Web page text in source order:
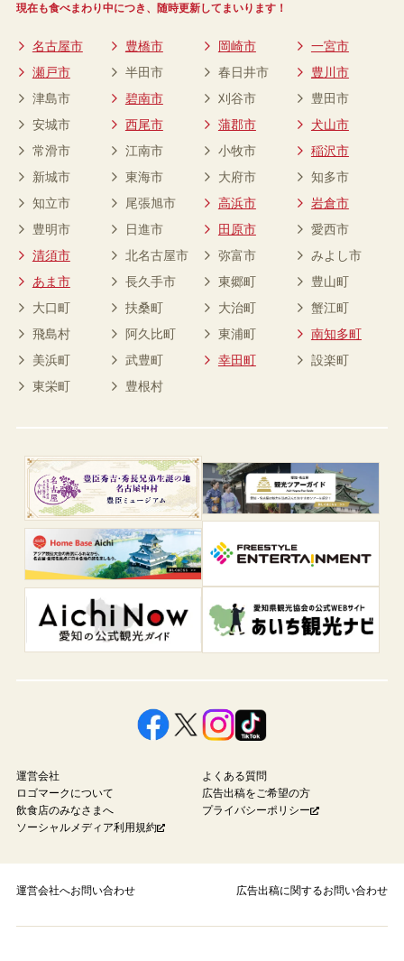
現在も食べまわり中につき、随時更新してまいります！
名古屋市 豊橋市 岡崎市
一宮市
瀬戸市
半田市 春日井市
豊川市
津島市
碧南市 刈谷市
豊田市
安城市
西尾市 蒲郡市
犬山市
常滑市
江南市 小牧市
稲沢市
新城市
東海市 大府市
知多市
知立市
尾張旭市 高浜市
岩倉市
豊明市
日進市 田原市
愛西市
清須市
北名古屋市 弥富市
みよし市
あま市
長久手市 東郷町
豊山町
大口町
扶桑町 大治町
蟹江町
飛島村
阿久比町 東浦町
南知多町
美浜町
武豊町 幸田町
設楽町
東栄町
豊根村
運営会社
よくある質問
ロゴマークについて
広告出稿をご希望の方
飲食店のみなさまへ
プライバシーポリシー
ソーシャルメディア利用規約
運営会社へお問い合わせ 広告出稿に関するお問い合わせ